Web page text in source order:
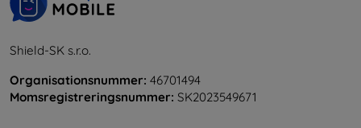
Shield-SK s.r.o.
Organisationsnummer: 46701494
Momsregistreringsnummer: SK2023549671